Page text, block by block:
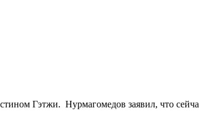
Гэтжи. Нурмагомедов заявил, что